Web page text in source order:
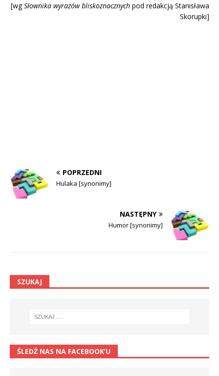
[wgSłownika wyrazów bliskoznacznych pod redakcją Stanisława
Skorupki]
POPRZEDNI
Hulaka [synonimy]
NASTĘPNY
Humor [synonimy]
SZUKAJ
ŚLEDŹ NAS NA FACEBOOK’U